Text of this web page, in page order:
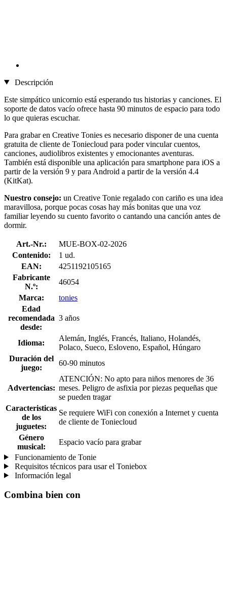
Descripción
Este simpático unicornio está esperando tus historias y canciones. El
soporte de datos vacío ofrece hasta 90 minutos de espacio para todo
lo que quieras escuchar.
Para grabar en Creative Tonies es necesario disponer de una cuenta
gratuita de cliente de Toniecloud para poder vincular cuentos,
canciones, audiolibros existentes y emocionantes aventuras.
También está disponible una aplicación para smartphone para iOS a
partir de la versión 9 y para Android a partir de la versión 4.4
(KitKat).
Nuestro consejo: un Creative Tonie regalado con cariño es una idea
maravillosa, porque pocas cosas hay más bonitas que una voz
familiar leyendo su cuento favorito o cantando una canción antes de
dormir.
Art.-Nr.:
MUE-BOX-02-2026
Contenido:
1 ud.
EAN:
4251192105165
Fabricante
N.º:
46054
Marca:
tonies
Edad
recomendada
desde:
3 años
Idioma:
Alemán, Inglés, Francés, Italiano, Holandés,
Polaco, Sueco, Esloveno, Español, Húngaro
Duración del
juego:
60-90 minutos
Advertencias:
ATENCIÓN: No apto para niños menores de 36
meses. Peligro de asfixia por piezas pequeñas que
se pueden tragar
Caracteristicas
de los
juguetes:
Se requiere WiFi con conexión a Internet y cuenta
de cliente de Toniecloud
Género
musical:
Espacio vacío para grabar
Funcionamiento de Tonie
Requisitos técnicos para usar el Toniebox
Información legal
Combina bien con